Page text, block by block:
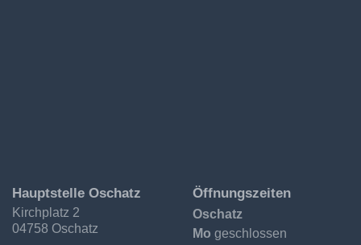
Ev.-
Luth.
Kirchgemeinde
Oschatzer
Hauptstelle Oschatz
Kirchplatz 2
04758 Oschatz
Öffnungszeiten
Oschatz
Mo geschlossen